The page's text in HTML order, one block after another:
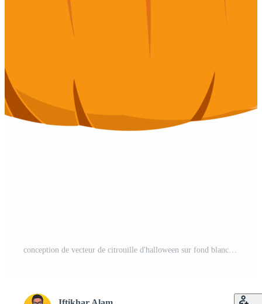
conception de vecteur de citrouille d'halloween sur fond blanc. citrouille avec un design de forme isolée. illustration vectorielle d'élément de partie de citrouille mûre d'halloween. vecteur de citrouille pour les événements d'halloween à venir. PNG Gratuit